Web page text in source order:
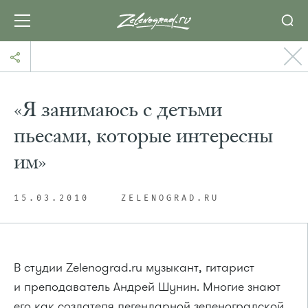
«Я занимаюсь с детьми
пьесами, которые интересны
им»
15.03.2010 ZELENOGRAD.RU
В студии Zelenograd.ru музыкант, гитарист
и преподаватель Андрей Шунин. Многие знают